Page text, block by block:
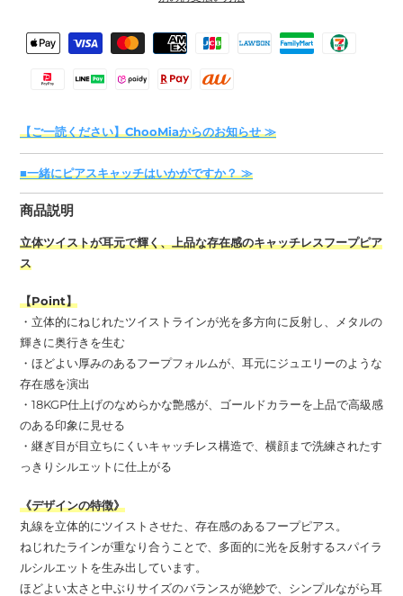
カ
ー
品
を
追
す
る
決
済
【ご一読ください】ChooMiaからのお知らせ ≫
■一緒にピアスキャッチはいかがですか？ ≫
商品説明
立体ツイストが耳元で輝く、上品な存在感のキャッチレスフープピア
ス
【Point】
・立体的にねじれたツイストラインが光を多方向に反射し、メタルの
輝きに奥行きを生む
・ほどよい厚みのあるフープフォルムが、耳元にジュエリーのような
存在感を演出
・18KGP仕上げのなめらかな艶感が、ゴールドカラーを上品で高級感
のある印象に見せる
・継ぎ目が目立ちにくいキャッチレス構造で、横顔まで洗練されたす
っきりシルエットに仕上がる
《デザインの特徴》
丸線を立体的にツイストさせた、存在感のあるフープピアス。
ねじれたラインが重なり合うことで、多面的に光を反射するスパイラ
ルシルエットを生み出しています。
ほどよい太さと中ぶりサイズのバランスが絶妙で、シンプルながら耳